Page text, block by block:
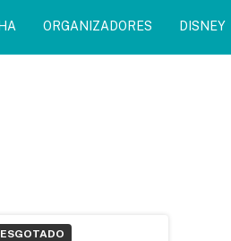
ORGANIZADORES DISNEY
ESGOTADO